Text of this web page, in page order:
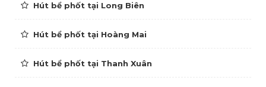
Hút bể phốt tại Long Biên
Hút bể phốt tại Hoàng Mai
Hút bể phốt tại Thanh Xuân